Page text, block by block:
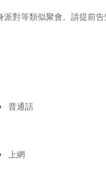
對等類似聚會。請提前
普通話
上網